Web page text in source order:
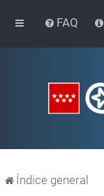
FAQ
Índice general